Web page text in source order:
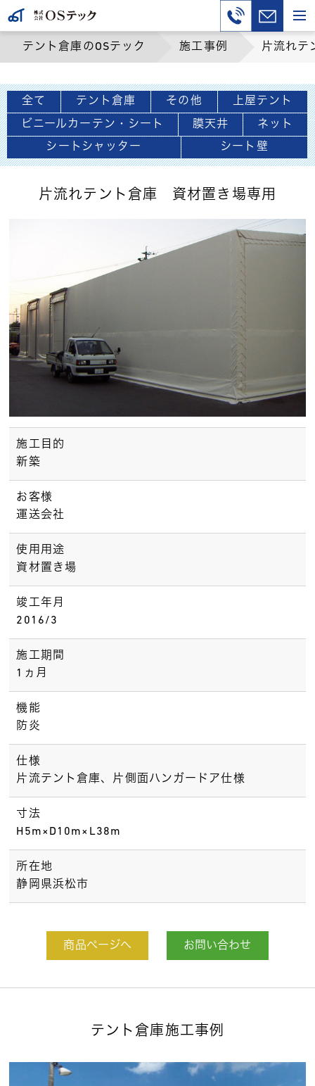
テント倉庫のOSテック 施工事例 片流れ
全て テント倉庫 その他 上屋テント
ビニールカーテン・シート 膜天井 ネット
シートシャッター シート壁
片流れテント倉庫 資材置き場専用
施工目的
新築
お客様
運送会社
使用用途
資材置き場
竣工年月
2016/3
施工期間
1ヵ月
機能
防炎
仕様
片流テント倉庫、片側面ハンガードア仕様
寸法
H5m×D10m×L38m
所在地
静岡県浜松市
商品ページへ お問い合わせ
テント倉庫施工事例